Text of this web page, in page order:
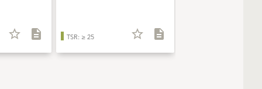
star_border description TSR: ≥ 25 star_border description